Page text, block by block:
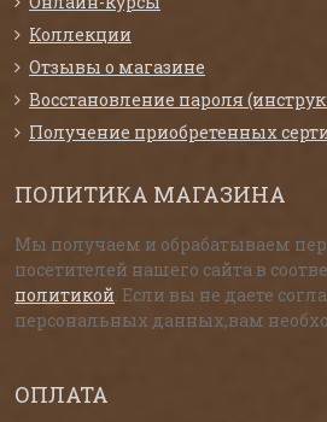
Коллекции
Отзывы о магазине
Восстановление пароля
Получение приобретенных
ПОЛИТИКА МАГАЗИНА
Мы получаем и обрабатываем
посетителей нашего сайта в
политикой . Если вы не даете
персональных данных,вам
ОПЛАТА